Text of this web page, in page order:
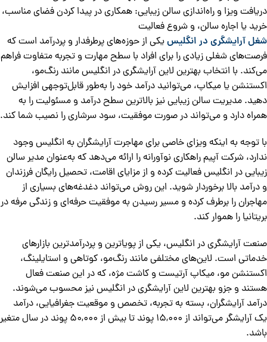
دریافت ویزا و راه‌اندازی سالن زیبایی: همکاری در پیدا کردن فضای مناسب،
خرید یا اجاره سالن، و شروع فعالیت
شغل آرایشگری در انگلیسیکی از حوزه‌های پرطرفدار و پردرآمد است که
فرصت‌های شغلی زیادی را برای افراد با سطح مهارت و تجربه متفاوت فراهم
می‌کند. با انتخاب بهترین لاین آرایشگری در انگلیس مانند رنگ‌مو،
اکستنشن یا میکاپ، می‌توانید درآمد خود را به‌طور قابل‌توجهی افزایش
دهید. مدیریت سالن زیبایی نیز بالاترین سطح درآمد و مسئولیت را به
همراه دارد و می‌تواند در صورت موفقیت، سود سرشاری را نصیب شما کند.
با توجه به اینکه ویزای خاصی برای مهاجرت آرایشگران به انگلیس وجود
ندارد، شرکت آپیم راهکاری نوآورانه را ارائه می‌دهد که به‌عنوان مدیر سالن
زیبایی در انگلیس فعالیت کرده و از مزایای اقامت، تحصیل رایگان فرزندان
و درآمد بالا برخوردار شوید. این روش می‌تواند دغدغه‌های بسیاری از
مهاجران را برطرف کرده و مسیر رسیدن به موفقیت حرفه‌ای و زندگی مرفه در
بریتانیا را هموار کند.
صنعت آرایشگری در انگلیس، یکی از پویا‌ترین و پردرآمدترین بازارهای
خدماتی است. لاین‌های مختلفی مانند رنگ‌مو، کوتاهی و استایلینگ،
اکستنشن مو، میکاپ آرتیست و کاشت مژه، که در این صنعت فعال
هستند و جزو بهترین لاین آرایشگری در انگلیس نیز محسوب می‌‌شوند.
درآمد آرایشگران، بسته به تجربه، تخصص و موقعیت جغرافیایی، درآمد
یک آرایشگر می‌تواند از 15,000 پوند تا بیش از 50,000 پوند در سال متغیر
باشد.